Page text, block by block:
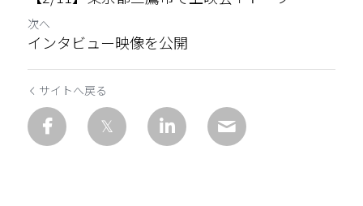
次へ
インタビュー映像を公開
サイトへ戻る